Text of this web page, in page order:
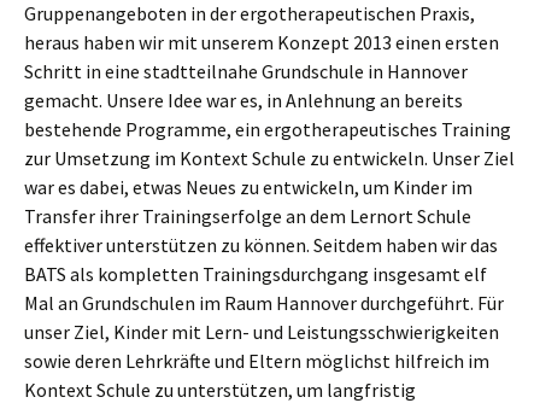
Gruppenangeboten in der ergotherapeutischen Praxis,
heraus haben wir mit unserem Konzept 2013 einen ersten
Schritt in eine stadtteilnahe Grundschule in Hannover
gemacht. Unsere Idee war es, in Anlehnung an bereits
bestehende Programme, ein ergotherapeutisches Training
zur Umsetzung im Kontext Schule zu entwickeln. Unser Ziel
war es dabei, etwas Neues zu entwickeln, um Kinder im
Transfer ihrer Trainingserfolge an dem Lernort Schule
effektiver unterstützen zu können. Seitdem haben wir das
BATS als kompletten Trainingsdurchgang insgesamt elf
Mal an Grundschulen im Raum Hannover durchgeführt. Für
unser Ziel, Kinder mit Lern- und Leistungsschwierigkeiten
sowie deren Lehrkräfte und Eltern möglichst hilfreich im
Kontext Schule zu unterstützen, um langfristig